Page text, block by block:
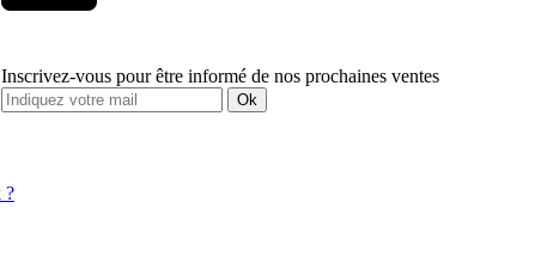
Inscrivez-vous pour être informé de nos prochaines ventes
Ok